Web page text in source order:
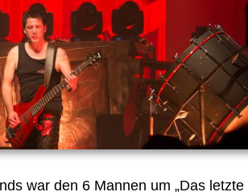
war den 6 Mannen um „Das letzte